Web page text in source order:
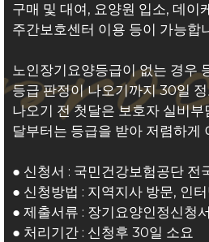
구매 및 대여, 요양원 입소, 데이
주간보호센터 이용 등이 가능합
노인장기요양등급이 없는 경우
등급 판정이 나오기까지 30일
나오기 전 첫달은 보호자 실비
달부터는 등급을 받아 저렴하게
● 신청서 : 국민건강보험공단 전
● 신청방법 : 지역지사 방문, 인
● 제출서류 : 장기요양인정신청
● 처리기간 : 신청후 30일 소요